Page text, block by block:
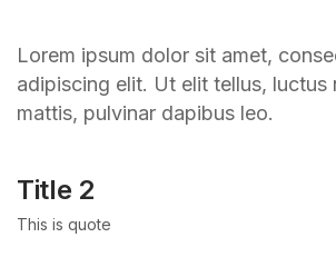
Lorem ipsum dolor sit amet,
adipiscing elit. Ut elit tellus, luctus
mattis, pulvinar dapibus leo.
Title 2
This is quote